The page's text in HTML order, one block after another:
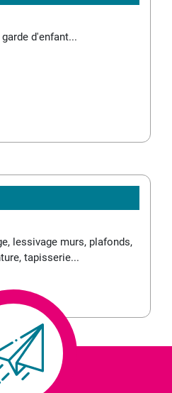
d'enfant...
lessivage murs, plafonds,
tapisserie...